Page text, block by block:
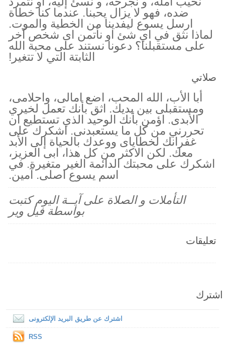
ضده، فهو لا يزال يحبنا. عندما كنا خطاة
ارسل يسوع ليفدينا من الخطية والموت.
لماذا نثق في اي شئ او نأتمن اى شخص آخر
على مستقبلنا؟ دعونا نستند على محبة الله
الثابتة التي لا تتغير!
صلاتي
أبا الأب، الله المحب، اضع امالى، واحلامى،
ومستقبلى بين يديك. اثق بأنك تعمل لخيري
الأبدى. اؤمن بأنك الوحيد الذي تستطيع ان
تحررني من كل ما يستعبدنى. اشكرك على
غفرانك لخطاياى ووعدك بالحياة إلى الأبد
معك. لكن الاكثر من كل هذا، ابى العزيز،
اشكرك على محبتك الدائمة الغير متغيرة. في
اسم يسوع اصلى. آمين.
التأملات و الصلاة على آيــة اليوم كتبت
بواسطة فيل وير
تعليقات
اشترك
اشترك عن طريق البريد الإلكترونى
RSS